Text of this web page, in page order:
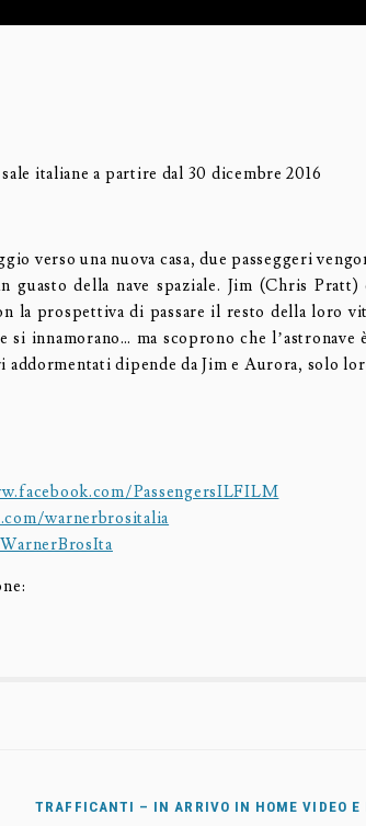
italiane a partire dal 30 dicembre 2016
verso una nuova casa, due passeggeri
guasto della nave spaziale. Jim (Chris
la prospettiva di passare il resto della loro
innamorano… ma scoprono che l’astronave
addormentati dipende da Jim e Aurora, solo
PassengersILFILM
warnerbrositalia
TRAFFICANTI – IN ARRIVO IN HOME VIDEO E